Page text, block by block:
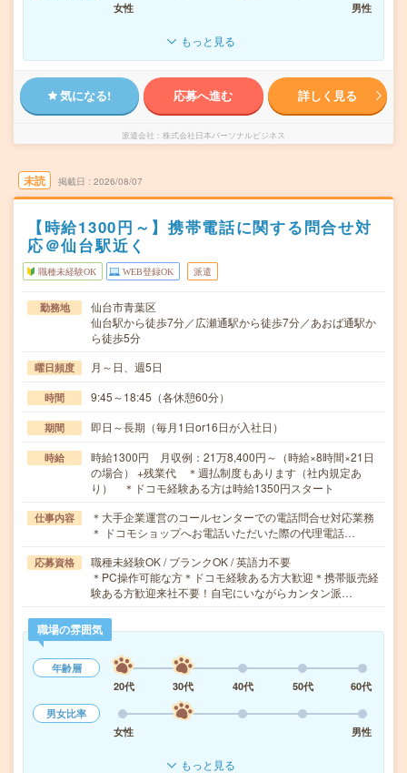
女性
男性
もっと見る
気になる! 応募へ進む 詳しく見る
派遣会社 株式会社日本パーソナルビジネス
未読 掲載日 2026/08/07
【時給1300円～】携帯電話に関する問合せ対
応＠仙台駅近く
職種未経験OK WEB登録OK 派遣
勤務地
仙台市青葉区
仙台駅から徒歩7分／広瀬通駅から徒歩7分／あおば通駅か
ら徒歩5分
曜日頻度 月～日、週5日
時間 9:45～18:45（各休憩60分）
期間 即日～長期（毎月1日or16日が入社日）
時給
時給1300円 月収例：21万8,400円～（時給×8時間×21日
の場合） +残業代 ＊週払制度もあります（社内規定あ
り） ＊ドコモ経験ある方は時給1350円スタート
仕事内容
＊大手企業運営のコールセンターでの電話問合せ対応業務
＊ ドコモショップへお電話いただいた際の代理電話…
応募資格
職種未経験OK / ブランクOK / 英語力不要
＊PC操作可能な方＊ドコモ経験ある方大歓迎＊携帯販売経
験ある方歓迎来社不要！自宅にいながらカンタン派…
職場の雰囲気
年齢層
20代
30代 40代 50代
60代
男女比率
女性
男性
もっと見る